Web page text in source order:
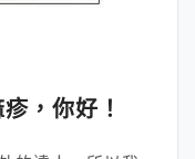
，你好！